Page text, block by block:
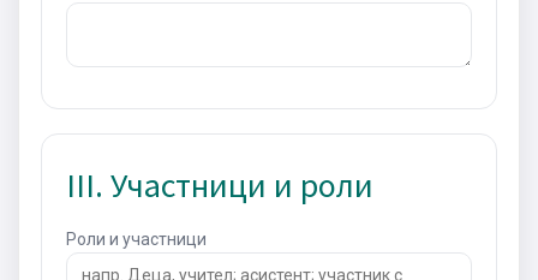
III. Участници и роли
Роли и участници